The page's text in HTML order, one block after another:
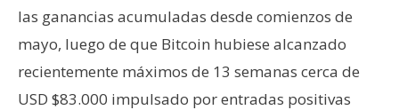
n
t
a
c
las ganancias acumuladas desde comienzos de
mayo, luego de que Bitcoin hubiese alcanzado
recientemente máximos de 13 semanas cerca de
USD $83.000 impulsado por entradas positivas